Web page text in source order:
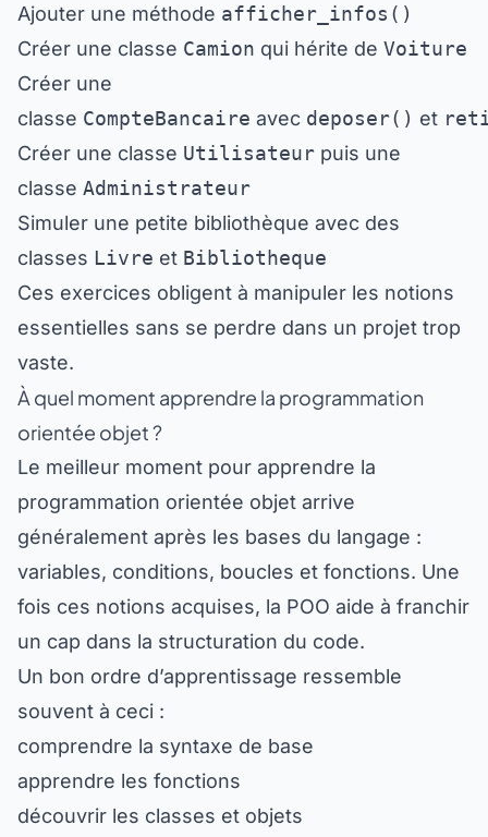
Ajouter une méthode afficher_infos()
Créer une classe Camion qui hérite de Voiture
Créer une
classe CompteBancaire avec deposer() et
Créer une classe Utilisateur puis une
classe Administrateur
Simuler une petite bibliothèque avec des
classes Livre et Bibliotheque
Ces exercices obligent à manipuler les notions
essentielles sans se perdre dans un projet trop
vaste.
À quel moment apprendre la programmation
orientée objet ?
Le meilleur moment pour apprendre la
programmation orientée objet arrive
généralement après les bases du langage :
variables, conditions, boucles et fonctions. Une
fois ces notions acquises, la POO aide à franchir
un cap dans la structuration du code.
Un bon ordre d’apprentissage ressemble
souvent à ceci :
comprendre la syntaxe de base
apprendre les fonctions
découvrir les classes et objets